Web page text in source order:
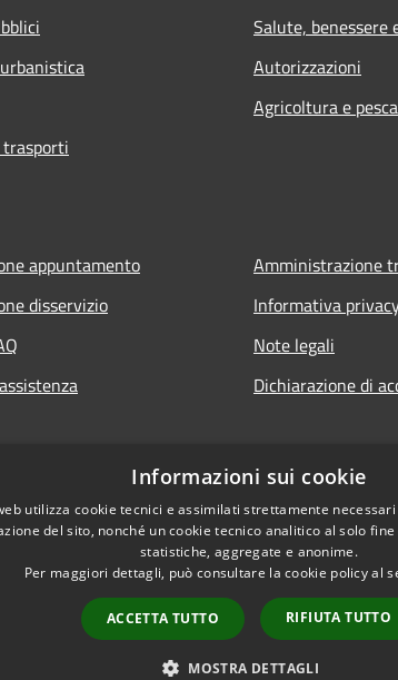
Salute, benessere
Autorizzazioni
Agricoltura e pesca
appuntamento
disservizio
Amministrazione
Informativa
Note legali
Dichiarazione di
Copyright ©
Informazioni sui cookie
utilizza cookie tecnici e assimilati strettamente
del sito, nonché un cookie tecnico analitico al solo
statistiche, aggregate e anonime.
Per maggiori dettagli, può consultare la cookie policy al
ACCETTA TUTTO RIFIUTA TUTTO
MOSTRA DETTAGLI